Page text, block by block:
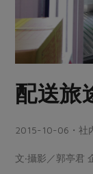
蛋
豆製品
肉品・水產
海鮮
常備菜
蛋料理
防災用品預購圓
2026年端午節預
更多預購活動
當季產品
合作25-經典快閃
合作25-精選產品
主婦食堂
社內大小事
樂齡生活
關注議題
認識合作社
合作社組織
員工與求才
產品檢驗
重要公告
配送旅
2015-10-06・社
文‧攝影／郭亭君